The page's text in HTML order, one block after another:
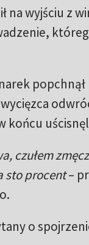
na wyjściu z
końcu
czułem
sto procent–
o